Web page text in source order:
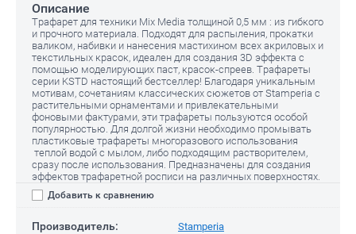
Описание
Трафарет для техники Mix Media толщиной 0,5 мм : из гибкого
и прочного материала. Подходят для распыления, прокатки
валиком, набивки и нанесения мастихином всех акриловых и
текстильных красок, идеален для создания 3D эффекта с
помощью моделирующих паст, красок-спреев. Трафареты
серии KSTD настоящий бестселлер! Благодаря уникальным
мотивам, сочетаниям классических сюжетов от Stamperia с
растительными орнаментами и привлекательными
фоновыми фактурами, эти трафареты пользуются особой
популярностью. Для долгой жизни необходимо промывать
пластиковые трафареты многоразового использования
теплой водой с мылом, либо подходящим растворителем,
сразу после использования. Предназначены для создания
эффектов трафаретной росписи на различных поверхностях.
Добавить к сравнению
Производитель: Stamperia